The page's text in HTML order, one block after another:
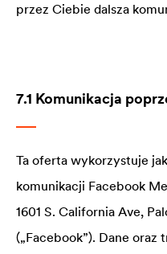
przez Ciebie dalsza
7.1 Komunikacja
Ta oferta wykorzystuje
komunikacji Facebook
1601 S. California Ave,
(„Facebook”). Dane oraz